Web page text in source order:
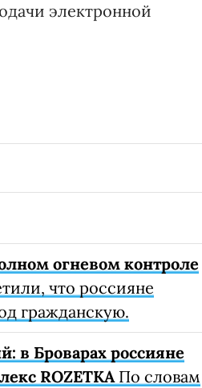
электронной
огневом контроле
что россияне
гражданскую.
в Броварах россияне
ROZETKAПо словам